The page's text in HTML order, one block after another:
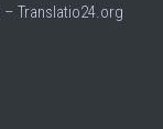
Translatio24.org